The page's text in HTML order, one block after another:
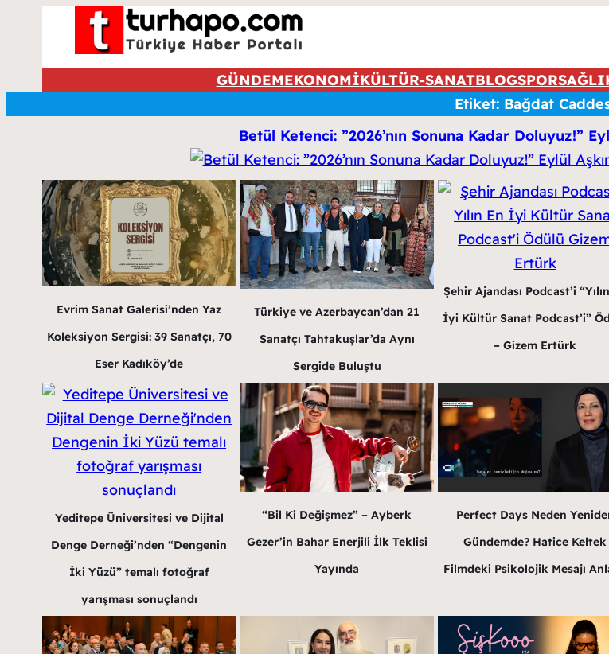
GÜNDEMEKONOMİKÜLTÜR-SANATBLOGSPOR
Etiket: Bağdat
Betül Ketenci: ”2026’nın Sonuna Kadar Doluyuz!”
Evrim Sanat Galerisi’nden Yaz
Koleksiyon Sergisi: 39 Sanatçı, 70
Eser Kadıköy’de
Türkiye ve Azerbaycan’dan 21
Sanatçı Tahtakuşlar’da Aynı
Sergide Buluştu
Şehir Ajandası Podcast’i
İyi Kültür Sanat Podcast’i”
– Gizem Ertürk
Yeditepe Üniversitesi ve Dijital
Denge Derneği’nden “Dengenin
İki Yüzü” temalı fotoğraf
yarışması sonuçlandı
“Bil Ki Değişmez” – Ayberk
Gezer’in Bahar Enerjili İlk Teklisi
Yayında
Perfect Days Neden
Gündemde? Hatice Keltek
Filmdeki Psikolojik Mesajı